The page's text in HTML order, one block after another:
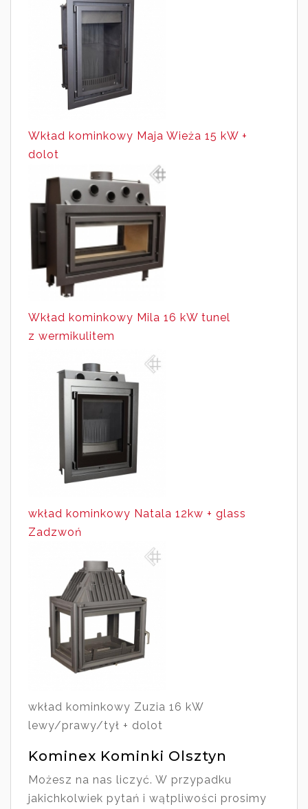
Wkład kominkowy Maja Wieża 15 kW +
dolot
Wkład kominkowy Mila 16 kW tunel
z wermikulitem
wkład kominkowy Natala 12kw + glass
Zadzwoń
wkład kominkowy Zuzia 16 kW
lewy/prawy/tył + dolot
Kominex Kominki Olsztyn
Możesz na nas liczyć. W przypadku
jakichkolwiek pytań i wątpliwości prosimy